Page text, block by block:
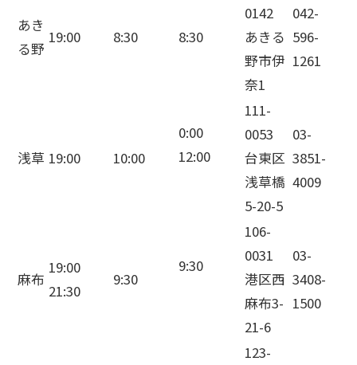
あき
る野
19:00 8:30 8:30
0142
あきる
野市伊
奈1
042-
596-
1261
浅草 19:00 10:00
0:00
12:00
111-
0053
台東区
浅草橋
5-20-5
03-
3851-
4009
麻布
19:00
21:30
9:30
9:30
106-
0031
港区西
麻布3-
21-6
03-
3408-
1500
123-